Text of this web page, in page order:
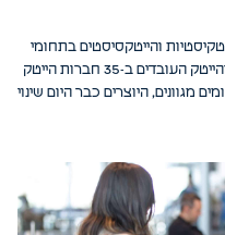
צפון הוא ביתם של כ-500 הייטקיסטיות והייטקסיסטים בתחומי
המחקר והפיתוח, הנדסה, טכנולוגיה, מדע והייטק העובדים ב-35 חברות הייטק
מגוונים, היוצרים כבר היום שינוי